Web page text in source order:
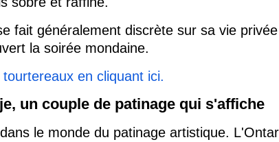
fait généralement discrète sur sa vie
la soirée mondaine.
en cliquant ici.
un couple de patinage qui s'affiche
le monde du patinage artistique.